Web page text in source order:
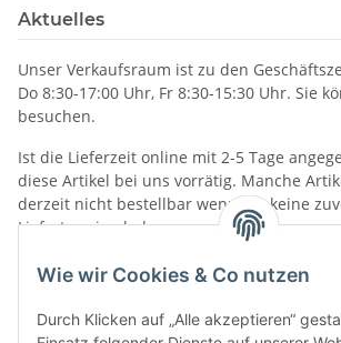
Wie wir Cookies & Co nutzen
Durch Klicken auf „Alle akzeptieren“
Aktuelles
Unser Verkaufsraum ist zu den
Do 8:30-17:00 Uhr, Fr 8:30-15:30 Uhr. Sie
besuchen.
Ist die Lieferzeit online mit 2-5 Tage
diese Artikel bei uns vorrätig. Manche
derzeit nicht bestellbar wenn wir keine
Liefertermine haben.
Informationen